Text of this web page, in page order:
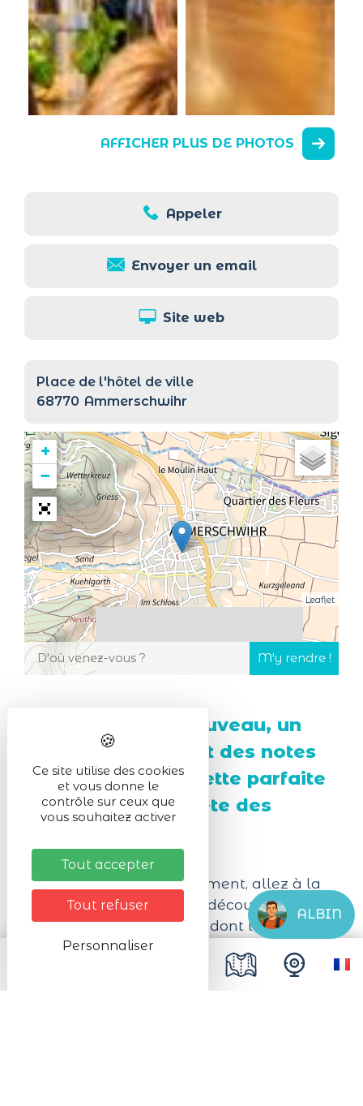
AFFICHER PLUS DE PHOTOS
Appeler
Envoyer un email
Site web
Place de l'hôtel de ville
68770 Ammerschwihr
+
−
Leaflet
Un verre de vin nouveau, un
repas gourmand et des notes
musicales… la recette parfaite
pour célébrer la Fête des
Venez passer un bon moment, allez à la
rencontre des vignerons, découvrez leur
vin nouveau et leurs vins dont le fameux
grand cru Kaefferkopf.
Régalez-vous avec le fameux repas du
ALBIN
Ce site utilise des cookies
et vous donne le
contrôle sur ceux que
vous souhaitez activer
Tout accepter
Tout refuser
Personnaliser